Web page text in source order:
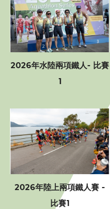
2026年水陸兩項鐵人- 比賽
1
2026年陸上兩項鐵人賽 -
比賽1